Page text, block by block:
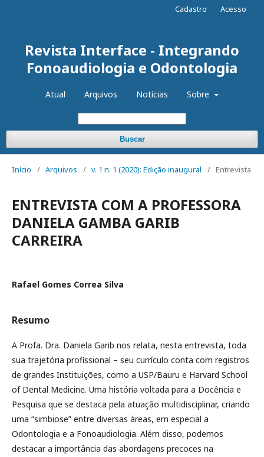
Revista Interface - Integrando
Fonoaudiologia e Odontologia
Atual Arquivos Notícias Sobre
Buscar
Cadastro Acesso
Início / Arquivos / v. 1 n. 1 (2020): Edição inaugural / Entrevista
ENTREVISTA COM A PROFESSORA
DANIELA GAMBA GARIB
CARREIRA
Rafael Gomes Correa Silva
Resumo
A Profa. Dra. Daniela Garib nos relata, nesta entrevista, toda
sua trajetória profissional – seu currículo conta com registros
de grandes Instituições, como a USP/Bauru e Harvard School
of Dental Medicine. Uma história voltada para a Docência e
Pesquisa que se destaca pela atuação multidisciplinar, criando
uma “simbiose” entre diversas áreas, em especial a
Odontologia e a Fonoaudiologia. Além disso, podemos
destacar a importância das abordagens precoces na